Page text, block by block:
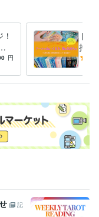
あ円
ド
持ち
トを
す
記